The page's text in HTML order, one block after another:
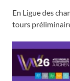
En Ligue des
tours